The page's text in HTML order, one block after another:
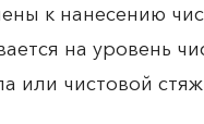
к нанесению
на уровень
или чистовой